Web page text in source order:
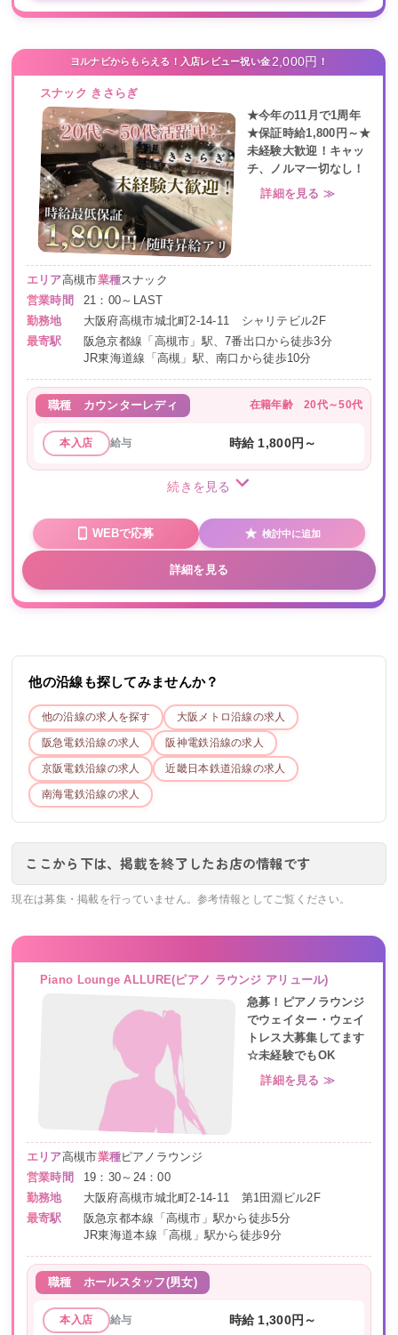
ヨルナビからもらえる！入店レビュー祝い金 2,000円 ！
スナック きさらぎ
★今年の11月で1周年
★保証時給1,800円～★
未経験大歓迎！キャッ
チ、ノルマ一切なし！
詳細を見る ≫
エリア高槻市業種スナック
営業時間
21：00～LAST
勤務地
大阪府高槻市城北町2-14-11 シャリテビル2F
最寄駅
阪急京都線「高槻市」駅、7番出口から徒歩3分
JR東海道線「高槻」駅、南口から徒歩10分
職種 カウンターレディ 在籍年齢20代～50代
本入店 給与 時給 1,800円～
続きを見る
WEBで応募 検討中に追加
詳細を見る
他の沿線も探してみませんか？
他の沿線の求人を探す 大阪メトロ沿線の求人
阪急電鉄沿線の求人 阪神電鉄沿線の求人
京阪電鉄沿線の求人 近畿日本鉄道沿線の求人
南海電鉄沿線の求人
ここから下は、掲載を終了したお店の情報です
現在は募集・掲載を行っていません。参考情報としてご覧ください。
Piano Lounge ALLURE(ピアノ ラウンジ アリュール)
急募！ピアノラウンジ
でウェイター・ウェイ
トレス大募集してます
☆未経験でもOK
詳細を見る ≫
エリア高槻市業種ピアノラウンジ
営業時間
19：30～24：00
勤務地
大阪府高槻市城北町2-14-11 第1田淵ビル2F
最寄駅
阪急京都本線「高槻市」駅から徒歩5分
JR東海道本線「高槻」駅から徒歩9分
職種 ホールスタッフ(男女)
本入店 給与 時給 1,300円～